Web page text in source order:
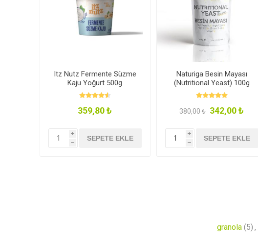
Itz Nutz Fermente Süzme
Kaju Yoğurt 500g
359,80 ₺
i
h
SEPETE EKLE
Naturiga Besin Mayası
(Nutritional Yeast) 100g
380,00 ₺ 342,00 ₺
i
h
SEPETE EKLE
granola (5) ,